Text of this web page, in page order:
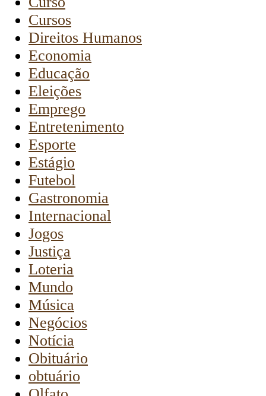
Cursos
Direitos Humanos
Economia
Educação
Eleições
Emprego
Entretenimento
Esporte
Estágio
Futebol
Gastronomia
Internacional
Jogos
Justiça
Loteria
Mundo
Música
Negócios
Notícia
Obituário
obtuário